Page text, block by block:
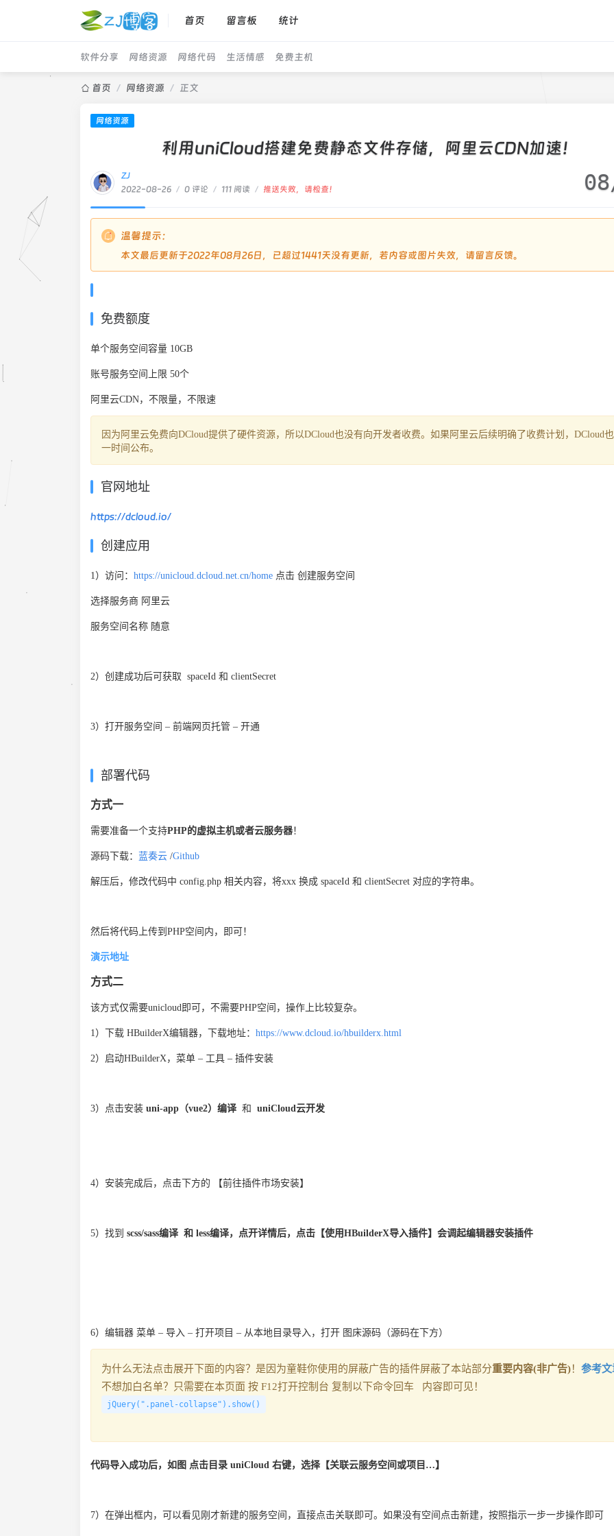
首页 留言板 统计
软件分享 网络资源 网络代码 生活情感 免费主机
首页 / 网络资源 / 正文
网络资源
利用uniCloud搭建免费静态文件存储，阿里云CDN加速！
ZJ
2022-08-26 / 0 评论 / 111 阅读 / 推送失败，请检查！
温馨提示：
本文最后更新于2022年08月26日，已超过1441天没有更新，若内容或图片失效，请留言反馈。
免费额度
单个服务空间容量 10GB
账号服务空间上限 50个
阿里云CDN，不限量，不限速
因为阿里云免费向DCloud提供了硬件资源，所以DCloud也没有向开发者收费。如果阿里云后续明确了收费计划，DCloud
一时间公布。
官网地址
https://dcloud.io/
创建应用
1）访问： https://unicloud.dcloud.net.cn/home 点击 创建服务空间
选择服务商 阿里云
服务空间名称 随意
2）创建成功后可获取 spaceId 和 clientSecret
3）打开服务空间 – 前端网页托管 – 开通
部署代码
方式一
需要准备一个支持PHP的虚拟主机或者云服务器！
源码下载： 蓝奏云 /Github
解压后，修改代码中 config.php 相关内容，将xxx 换成 spaceId 和 clientSecret 对应的字符串。
然后将代码上传到PHP空间内，即可！
演示地址
方式二
该方式仅需要unicloud即可，不需要PHP空间，操作上比较复杂。
1）下载 HBuilderX编辑器，下载地址： https://www.dcloud.io/hbuilderx.html
2）启动HBuilderX，菜单 – 工具 – 插件安装
3）点击安装 uni-app（vue2）编译 和 uniCloud云开发
4）安装完成后，点击下方的 【前往插件市场安装】
5）找到 scss/sass编译 和 less编译，点开详情后，点击【使用HBuilderX导入插件】会调起编辑器安装插件
6）编辑器 菜单 – 导入 – 打开项目 – 从本地目录导入，打开 图床源码（源码在下方）
为什么无法点击展开下面的内容？是因为童鞋你使用的屏蔽广告的插件屏蔽了本站部分重要内容(非广告)！ 参考文
不想加白名单？只需要在本页面 按 F12打开控制台 复制以下命令回车 内容即可见！
jQuery(".panel-collapse").show()
代码导入成功后，如图 点击目录 uniCloud 右键，选择【关联云服务空间或项目…】
7）在弹出框内，可以看见刚才新建的服务空间，直接点击关联即可。如果没有空间点击新建，按照指示一步一步操作即可